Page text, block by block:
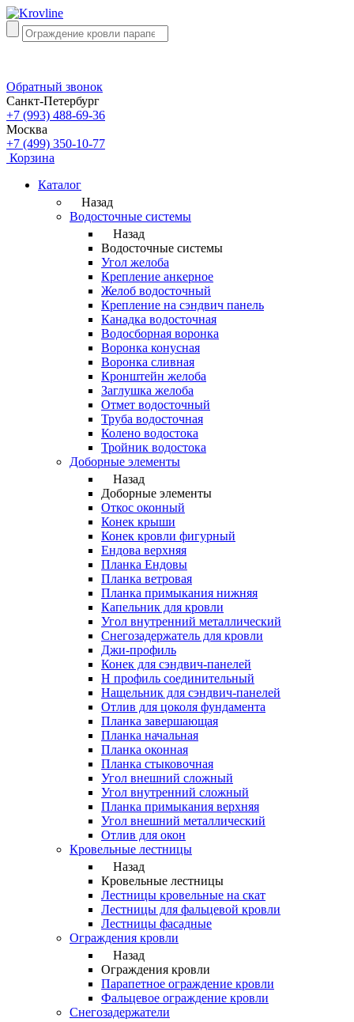
Обратный звонок
Санкт-Петербург
+7 (993) 488-69-36
Москва
+7 (499) 350-10-77
Корзина
Каталог
Назад
Водосточные системы
Назад
Водосточные системы
Угол желоба
Крепление анкерное
Желоб водосточный
Крепление на сэндвич панель
Канадка водосточная
Водосборная воронка
Воронка конусная
Воронка сливная
Кронштейн желоба
Заглушка желоба
Отмет водосточный
Труба водосточная
Колено водостока
Тройник водостока
Доборные элементы
Назад
Доборные элементы
Откос оконный
Конек крыши
Конек кровли фигурный
Ендова верхняя
Планка Ендовы
Планка ветровая
Планка примыкания нижняя
Капельник для кровли
Угол внутренний металлический
Снегозадержатель для кровли
Джи-профиль
Конек для сэндвич-панелей
Н профиль соединительный
Нащельник для сэндвич-панелей
Отлив для цоколя фундамента
Планка завершающая
Планка начальная
Планка оконная
Планка стыковочная
Угол внешний сложный
Угол внутренний сложный
Планка примыкания верхняя
Угол внешний металлический
Отлив для окон
Кровельные лестницы
Назад
Кровельные лестницы
Лестницы кровельные на скат
Лестницы для фальцевой кровли
Лестницы фасадные
Ограждения кровли
Назад
Ограждения кровли
Парапетное ограждение кровли
Фальцевое ограждение кровли
Снегозадержатели